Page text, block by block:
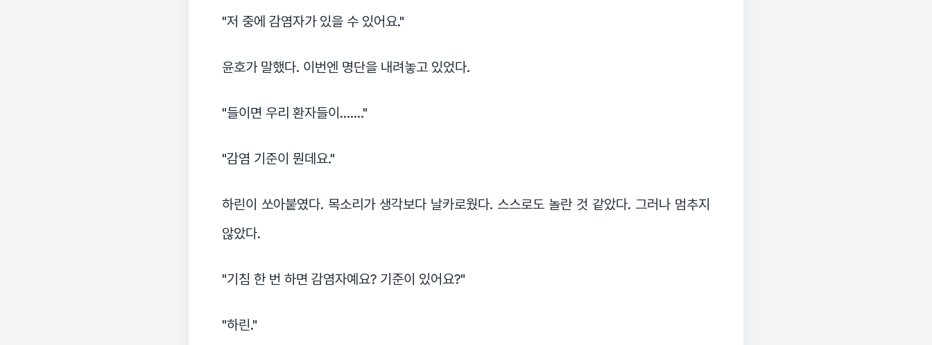
"저 중에 감염자가 있을 수 있어요."
윤호가 말했다. 이번엔 명단을 내려놓고 있었다.
"들이면 우리 환자들이……."
"감염 기준이 뭔데요."
하린이 쏘아붙였다. 목소리가 생각보다 날카로웠다. 스스로도 놀란 것 같았다. 그러나 멈추지
않았다.
"기침 한 번 하면 감염자예요? 기준이 있어요?"
"하린."